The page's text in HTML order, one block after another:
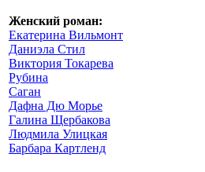
Женский роман:
Екатерина Вильмонт
Даниэла Стил
Виктория Токарева
Рубина
Саган
Дафна Дю Морье
Галина Щербакова
Людмила Улицкая
Барбара Картленд